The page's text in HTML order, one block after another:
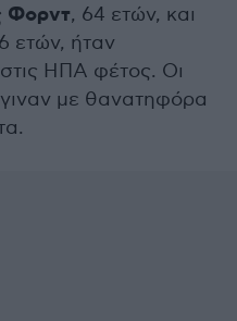
Φορντ, 64 ετών, και
ετών, ήταν
ΗΠΑ φέτος. Οι
με θανατηφόρα